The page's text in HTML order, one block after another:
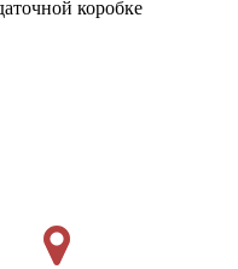
коробке